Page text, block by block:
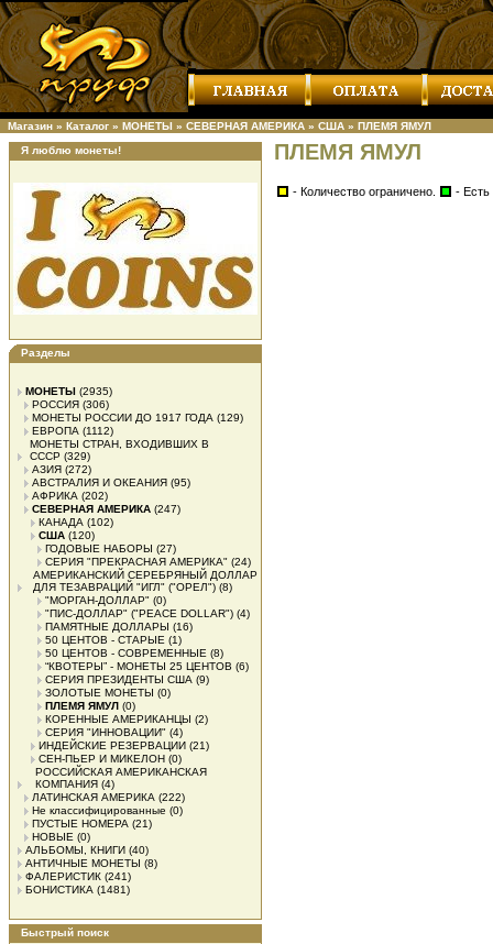
Магазин » Каталог » МОНЕТЫ » СЕВЕРНАЯ АМЕРИКА » США » ПЛЕМЯ ЯМУЛ
Я люблю монеты!
Разделы
МОНЕТЫ (2935)
РОССИЯ (306)
МОНЕТЫ РОССИИ ДО 1917 ГОДА (129)
ЕВРОПА (1112)
МОНЕТЫ СТРАН, ВХОДИВШИХ В
СССР (329)
АЗИЯ (272)
АВСТРАЛИЯ И ОКЕАНИЯ (95)
АФРИКА (202)
СЕВЕРНАЯ АМЕРИКА (247)
КАНАДА (102)
США (120)
ГОДОВЫЕ НАБОРЫ (27)
СЕРИЯ "ПРЕКРАСНАЯ АМЕРИКА" (24)
АМЕРИКАНСКИЙ СЕРЕБРЯНЫЙ ДОЛЛАР
ДЛЯ ТЕЗАВРАЦИЙ "ИГЛ" ("ОРЕЛ") (8)
"МОРГАН-ДОЛЛАР" (0)
"ПИС-ДОЛЛАР" ("PEACE DOLLAR") (4)
ПАМЯТНЫЕ ДОЛЛАРЫ (16)
50 ЦЕНТОВ - СТАРЫЕ (1)
50 ЦЕНТОВ - СОВРЕМЕННЫЕ (8)
“КВОТЕРЫ” - МОНЕТЫ 25 ЦЕНТОВ (6)
СЕРИЯ ПРЕЗИДЕНТЫ США (9)
ЗОЛОТЫЕ МОНЕТЫ (0)
ПЛЕМЯ ЯМУЛ (0)
КОРЕННЫЕ АМЕРИКАНЦЫ (2)
СЕРИЯ "ИННОВАЦИИ" (4)
ИНДЕЙСКИЕ РЕЗЕРВАЦИИ (21)
СЕН-ПЬЕР И МИКЕЛОН (0)
РОССИЙСКАЯ АМЕРИКАНСКАЯ
КОМПАНИЯ (4)
ЛАТИНСКАЯ АМЕРИКА (222)
Не классифицированные (0)
ПУСТЫЕ НОМЕРА (21)
НОВЫЕ (0)
АЛЬБОМЫ, КНИГИ (40)
АНТИЧНЫЕ МОНЕТЫ (8)
ФАЛЕРИСТИК (241)
БОНИСТИКА (1481)
Быстрый поиск
ПЛЕМЯ ЯМУЛ
- Количество ограничено. - Есть